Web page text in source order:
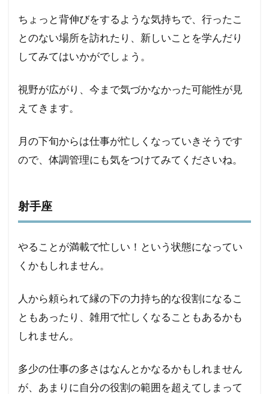
ちょっと背伸びをするような気持ちで、行ったこ
とのない場所を訪れたり、新しいことを学んだり
してみてはいかがでしょう。
視野が広がり、今まで気づかなかった可能性が見
えてきます。
月の下旬からは仕事が忙しくなっていきそうです
ので、体調管理にも気をつけてみてくださいね。
射手座
やることが満載で忙しい！という状態になってい
くかもしれません。
人から頼られて縁の下の力持ち的な役割になるこ
ともあったり、雑用で忙しくなることもあるかも
しれません。
多少の仕事の多さはなんとかなるかもしれません
が、あまりに自分の役割の範囲を超えてしまって